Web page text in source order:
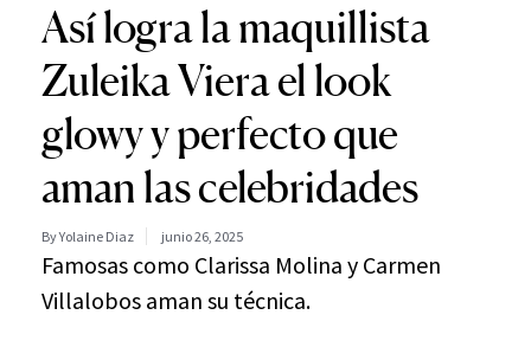
Así logra la maquillista
Zuleika Viera el look
glowy y perfecto que
aman las celebridades
By Yolaine Diaz junio 26, 2025
Famosas como Clarissa Molina y Carmen
Villalobos aman su técnica.